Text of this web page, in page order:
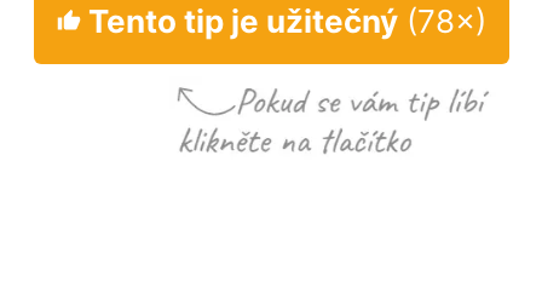
Tento tip je užitečný(78×)